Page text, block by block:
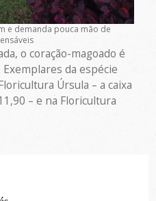
e demanda pouca mão de
o coração-magoado é
da espécie
Úrsula – a caixa
– e na Floricultura